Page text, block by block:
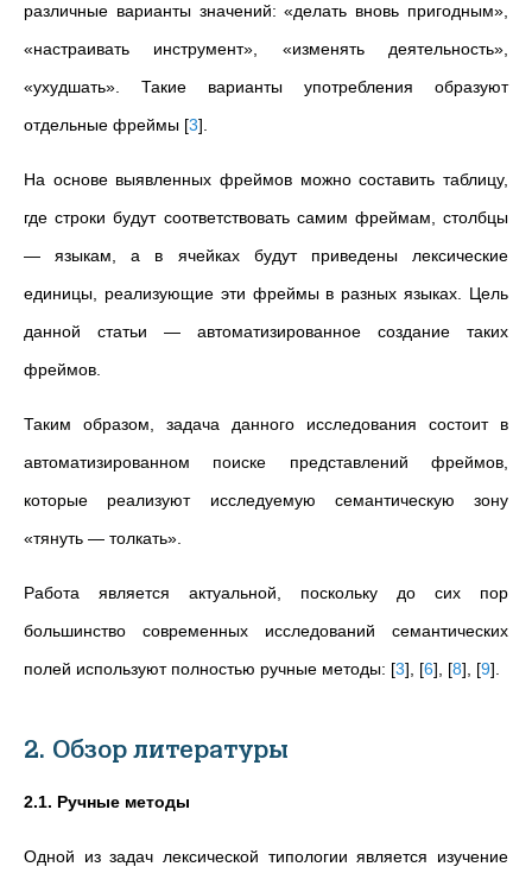
различные варианты значений: «делать вновь пригодным»
«настраивать инструмент» , «изменять деятельность»
«ухудшать» . Такие варианты употребления образуют
отдельные фреймы [3]
На основе выявленных фреймов можно составить таблицу,
где строки будут соответствовать самим фреймам, столбцы
— языкам, а в ячейках будут приведены лексические
единицы, реализующие эти фреймы в разных языках. Цель
данной статьи — автоматизированное создание таких
фреймов.
Таким образом, задача данного исследования состоит в
автоматизированном поиске представлений фреймов,
которые реализуют исследуемую семантическую зону
«тянуть — толкать»
Работа является актуальной, поскольку до сих пор
большинство современных исследований семантических
полей используют полностью ручные методы: [3] [6] [8] [9]
2. Обзор литературы
2.1. Ручные методы
Одной из задач лексической типологии является изучение